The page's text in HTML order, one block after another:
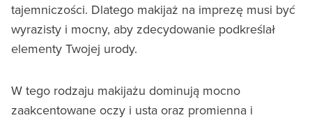
tajemniczości. Dlatego makijaż na imprezę musi być
wyrazisty i mocny, aby zdecydowanie podkreślał
elementy Twojej urody.
W tego rodzaju makijażu dominują mocno
zaakcentowane oczy i usta oraz promienna i